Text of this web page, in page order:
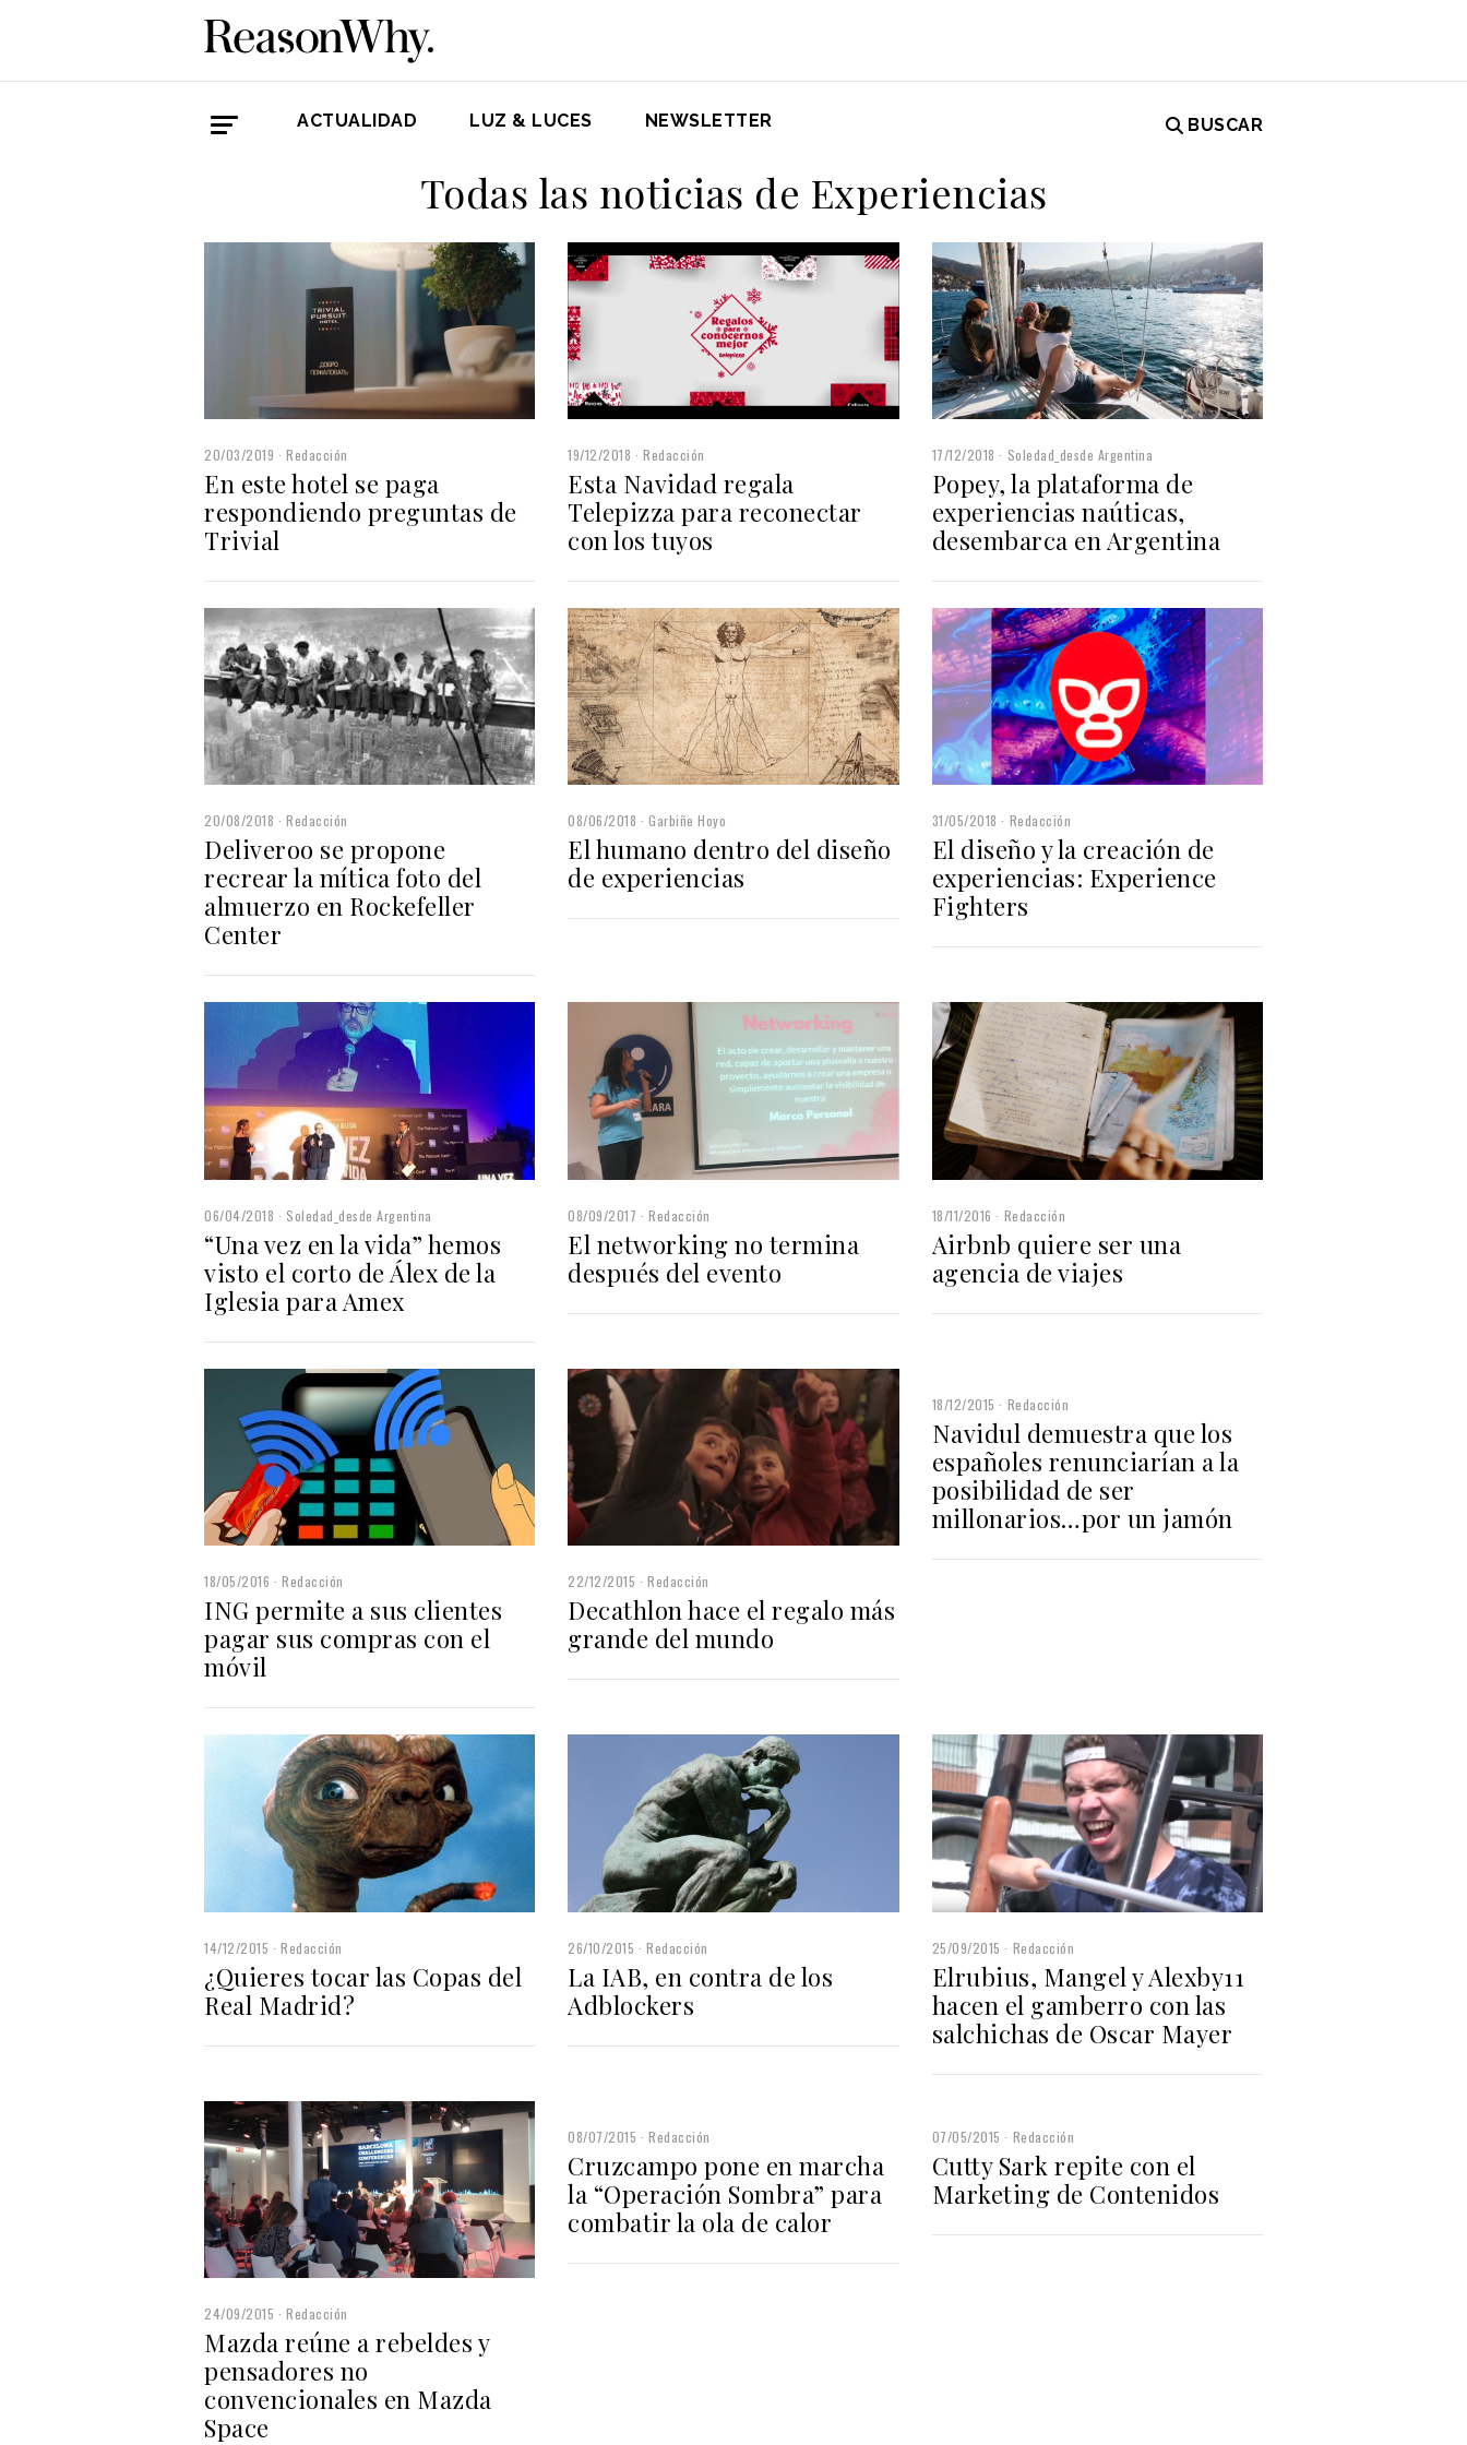
ACTUALIDAD LUZ & LUCES NEWSLETTER BUSCAR
Todas las noticias de Experiencias
20/03/2019 Redacción
En este hotel se paga
respondiendo preguntas de
Trivial
19/12/2018 Redacción
Esta Navidad regala
Telepizza para reconectar
con los tuyos
17/12/2018 Soledad_desde Argentina
Popey, la plataforma de
experiencias naúticas,
desembarca en Argentina
20/08/2018 Redacción
Deliveroo se propone
recrear la mítica foto del
almuerzo en Rockefeller
Center
08/06/2018 Garbiñe Hoyo
El humano dentro del diseño
de experiencias
31/05/2018 Redacción
El diseño y la creación de
experiencias: Experience
Fighters
06/04/2018 Soledad_desde Argentina
“Una vez en la vida” hemos
visto el corto de Álex de la
Iglesia para Amex
08/09/2017 Redacción
El networking no termina
después del evento
18/11/2016 Redacción
Airbnb quiere ser una
agencia de viajes
18/05/2016 Redacción
ING permite a sus clientes
pagar sus compras con el
móvil
22/12/2015 Redacción
Decathlon hace el regalo más
grande del mundo
18/12/2015 Redacción
Navidul demuestra que los
españoles renunciarían a la
posibilidad de ser
millonarios…por un jamón
14/12/2015 Redacción
¿Quieres tocar las Copas del
Real Madrid?
26/10/2015 Redacción
La IAB, en contra de los
Adblockers
25/09/2015 Redacción
Elrubius, Mangel y Alexby11
hacen el gamberro con las
salchichas de Oscar Mayer
24/09/2015 Redacción
Mazda reúne a rebeldes y
pensadores no
convencionales en Mazda
Space
08/07/2015 Redacción
Cruzcampo pone en marcha
la “Operación Sombra” para
combatir la ola de calor
07/05/2015 Redacción
Cutty Sark repite con el
Marketing de Contenidos